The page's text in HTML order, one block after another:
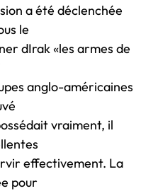
a été déclenchée
le
dIrak «les armes de
anglo-américaines
vraiment, il
effectivement. La
pour